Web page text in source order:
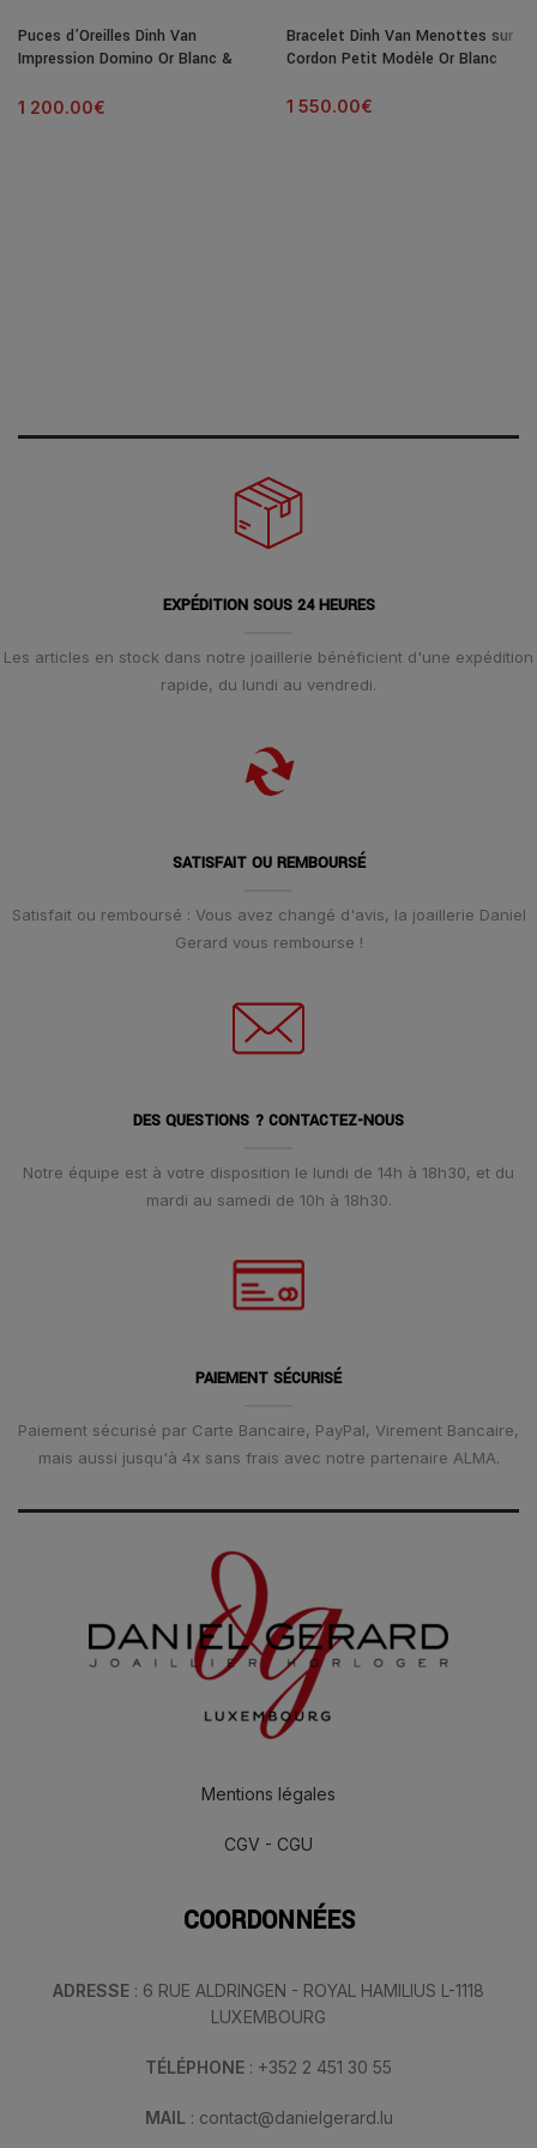
Puces d’Oreilles Dinh Van
Impression Domino Or Blanc &
1 200.00€
Bracelet Dinh Van Menottes sur
Cordon Petit Modèle Or Blanc
1 550.00€
EXPÉDITION SOUS 24 HEURES
Les articles en stock dans notre joaillerie bénéficient d'une expédition
rapide, du lundi au vendredi.
SATISFAIT OU REMBOURSÉ
Satisfait ou remboursé : Vous avez changé d'avis, la joaillerie Daniel
Gerard vous rembourse !
DES QUESTIONS ? CONTACTEZ-NOUS
Notre équipe est à votre disposition le lundi de 14h à 18h30, et du
mardi au samedi de 10h à 18h30.
PAIEMENT SÉCURISÉ
Paiement sécurisé par Carte Bancaire, PayPal, Virement Bancaire,
mais aussi jusqu'à 4x sans frais avec notre partenaire ALMA.
Mentions légales
CGV - CGU
COORDONNÉES
ADRESSE : 6 RUE ALDRINGEN - ROYAL HAMILIUS L-1118
LUXEMBOURG
TÉLÉPHONE : +352 2 451 30 55
MAIL : contact@danielgerard.lu